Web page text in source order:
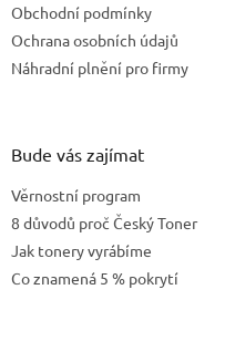
Obchodní podmínky
Ochrana osobních údajů
Náhradní plnění pro firmy
Bude vás zajímat
Věrnostní program
8 důvodů proč Český Toner
Jak tonery vyrábíme
Co znamená 5 % pokrytí